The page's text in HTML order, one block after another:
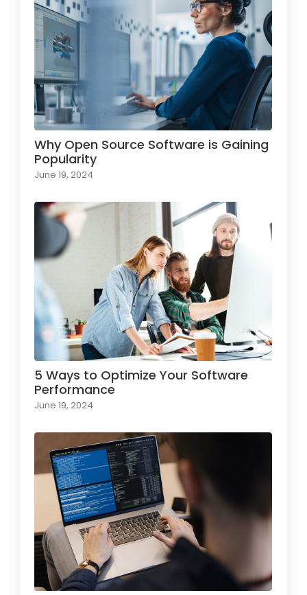
Why Open Source Software is Gaining
Popularity
June 19, 2024
5 Ways to Optimize Your Software
Performance
June 19, 2024